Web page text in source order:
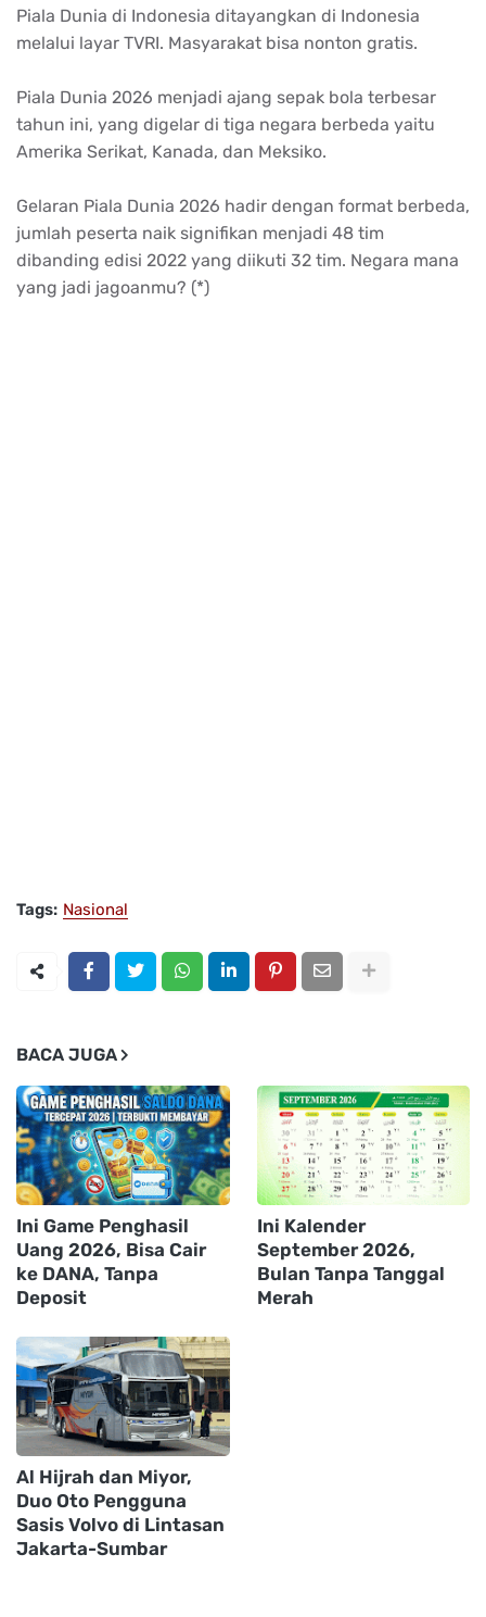
Piala Dunia di Indonesia ditayangkan di Indonesia
melalui layar TVRI. Masyarakat bisa nonton gratis.
Piala Dunia 2026 menjadi ajang sepak bola terbesar
tahun ini, yang digelar di tiga negara berbeda yaitu
Amerika Serikat, Kanada, dan Meksiko.
Gelaran Piala Dunia 2026 hadir dengan format berbeda,
jumlah peserta naik signifikan menjadi 48 tim
dibanding edisi 2022 yang diikuti 32 tim. Negara mana
yang jadi jagoanmu? (*)
Tags: Nasional
BACA JUGA
Ini Game Penghasil
Uang 2026, Bisa Cair
ke DANA, Tanpa
Deposit
Ini Kalender
September 2026,
Bulan Tanpa Tanggal
Merah
Al Hijrah dan Miyor,
Duo Oto Pengguna
Sasis Volvo di Lintasan
Jakarta-Sumbar